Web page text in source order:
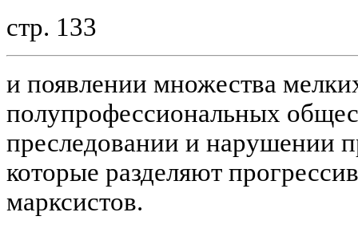
стр. 133
и появлении множества
полупрофессиональных
преследовании и нарушении
которые разделяют
марксистов.